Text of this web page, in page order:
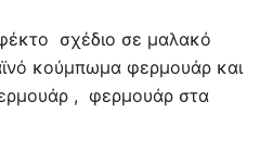
τρέχουσασχέδιο σε μαλακό
κούμπωμα φερμουάρ και
, φερμουάρ στα